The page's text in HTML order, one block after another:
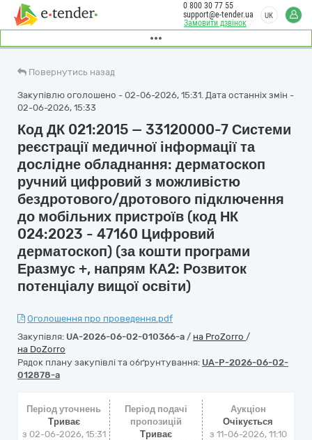
Замовити дзвінок
0 800 30 77 55
support@e-tender.ua
UK
Повернутись назад
Закупівлю оголошено - 02-06-2026, 15:31. Дата останніх змін -
02-06-2026, 15:33
Код ДК 021:2015 — 33120000-7 Системи
реєстрації медичної інформації та
дослідне обладнання: дерматоскоп
ручний цифровий з можливістю
бездротового/дротового підключення
до мобільних пристроїв (код НК
024:2023 - 47160 Цифровий
дерматоскоп) (за кошти програми
Еразмус +, напрям КА2: Розвиток
потенціалу вищої освіти)
Оголошення про проведення.pdf
Закупівля: UA-2026-06-02-010366-a / на ProZorro /
на DoZorro
Рядок плану закупівлі та обґрунтування: UA-P-2026-06-02-
012878-a
Період уточнень
Триває
з 02-06-2026, 15:31
Період подачі
пропозицій
Триває
Аукціон
Очікується
з 11-06-2026, 11:10